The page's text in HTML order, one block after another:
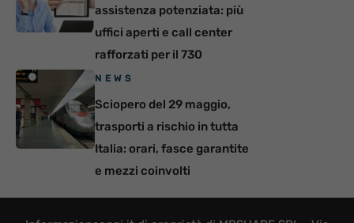
assistenza potenziata: più
uffici aperti e call center
rafforzati per il 730
NEWS
Sciopero del 29 maggio,
trasporti a rischio in tutta
Italia: orari, fasce garantite
e mezzi coinvolti